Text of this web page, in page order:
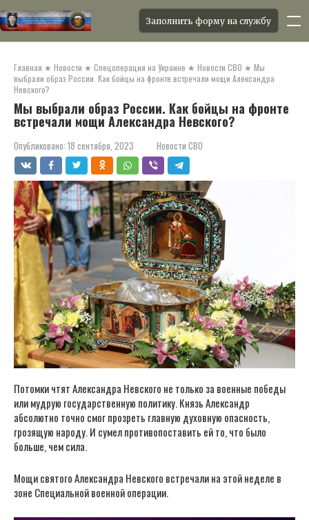
контенту
Заполнить форму на службу
Главная ★ Новости ★ Спецоперация на Украине ★ Новости СВО ★ Мы
выбрали образ России. Как бойцы на фронте встречали мощи Александра
Невского?
Мы выбрали образ России. Как бойцы на фронте
встречали мощи Александра Невского?
Опубликовано: 18 сентября, 2023 Новости СВО
Потомки чтят Александра Невского не только за военные победы
или мудрую государственную политику. Князь Александр
абсолютно точно смог прозреть главную духовную опасность,
грозящую народу. И сумел противопоставить ей то, что было
больше, чем сила.
Мощи святого Александра Невского встречали на этой неделе в
зоне Специальной военной операции.